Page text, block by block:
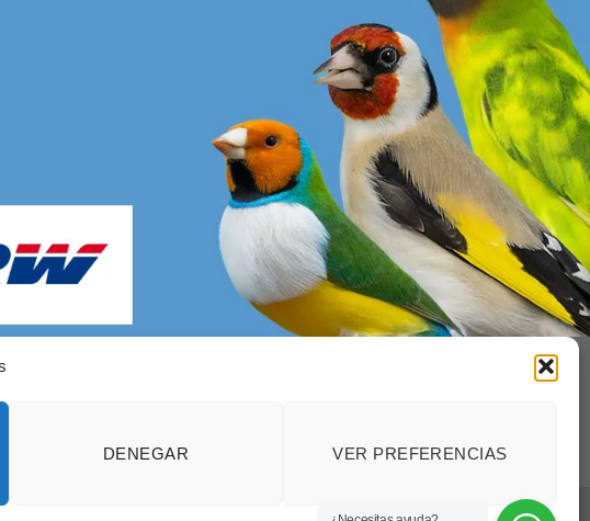
DENEGAR VER PREFERENCIAS
generales